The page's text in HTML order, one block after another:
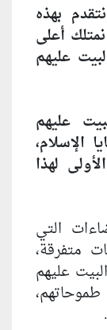
بهذه
أعلى
عليهم
عليهم
الإسلام،
لهذا
التي
متفرقة،
عليهم